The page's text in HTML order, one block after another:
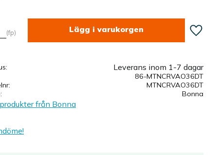
fp Lägg
Leverans inom 1-7 dagar
86-MTNCRVAO36DT
MTNCRVAO36DT
Bonna
från Bonna